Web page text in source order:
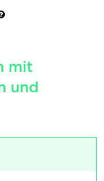
mit
und